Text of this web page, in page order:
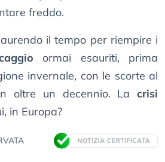
freddo.
il tempo per riempire i
ormai esauriti, prima
invernale, con le scorte al
oltre un decennio. La crisi
in Europa?